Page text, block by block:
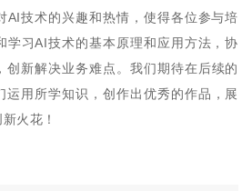
AI技术的兴趣和热情，使得各位参与培
学习AI技术的基本原理和应用方法，协
创新解决业务难点。我们期待在后续的
运用所学知识，创作出优秀的作品，展
火花！